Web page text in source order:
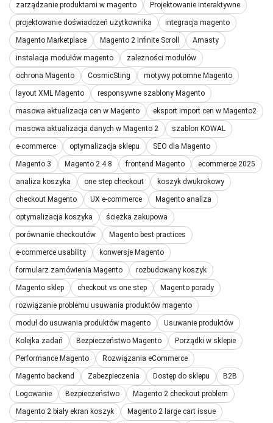
zarządzanie produktami w magento Projektowanie interaktywne
projektowanie doświadczeń użytkownika integracja magento
Magento Marketplace Magento 2 Infinite Scroll Amasty
instalacja modułów magento zależności modułów
ochrona Magento CosmicSting motywy potomne Magento
layout XML Magento responsywne szablony Magento
masowa aktualizacja cen w Magento eksport import cen w Magento2
masowa aktualizacja danych w Magento 2 szablon KOWAL
e-commerce optymalizacja sklepu SEO dla Magento
Magento 3 Magento 2.4.8 frontend Magento ecommerce 2025
analiza koszyka one step checkout koszyk dwukrokowy
checkout Magento UX e-commerce Magento analiza
optymalizacja koszyka ścieżka zakupowa
porównanie checkoutów Magento best practices
e-commerce usability konwersje Magento
formularz zamówienia Magento rozbudowany koszyk
Magento sklep checkout vs one step Magento porady
rozwiązanie problemu usuwania produktów magento
moduł do usuwania produktów magento Usuwanie produktów
Kolejka zadań Bezpieczeństwo Magento Porządki w sklepie
Performance Magento Rozwiązania eCommerce
Magento backend Zabezpieczenia Dostęp do sklepu B2B
Logowanie Bezpieczeństwo Magento 2 checkout problem
Magento 2 biały ekran koszyk Magento 2 large cart issue